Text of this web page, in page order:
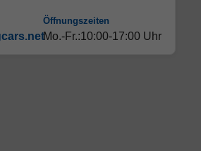
Öffnungszeiten
Mo.-Fr.:10:00-17:00 Uhr